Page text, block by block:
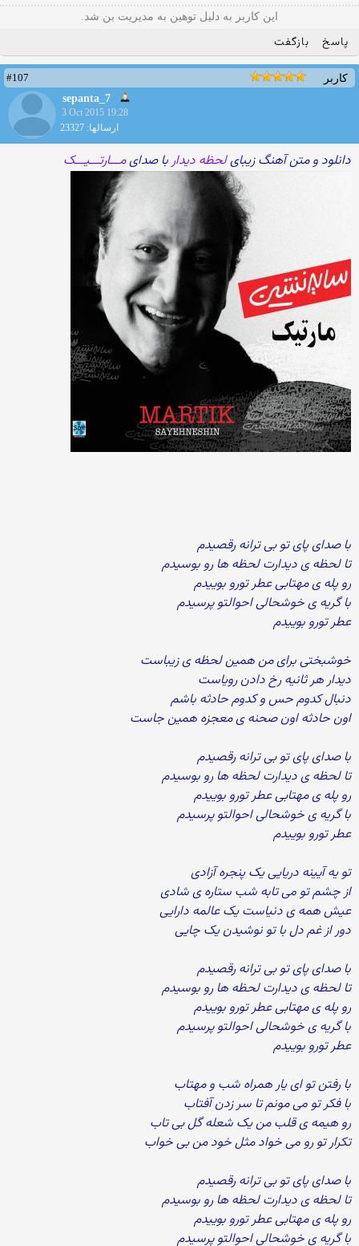
این کاربر به دلیل توهین به مدیریت بن شد.
پاسخ بازگفت
کاربر
#107
sepanta_7
3 Oct 2015 19:28
ارسالها: 23327
دانلود و متن آهنگ زیبایلحظه دیداربا صدایمـــارتـــیـــک
با صدای پای تو بی ترانه رقصیدم
تا لحظه ی دیدارت لحظه ها رو بوسیدم
رو پله ی مهتابی عطر تورو بوییدم
با گریه ی خوشحالی احوالتو پرسیدم
عطر تورو بوییدم
خوشبختی برای من همین لحظه ی زیباست
دیدار هر ثانیه رخ دادن رویاست
دنبال کدوم حس و کدوم حادثه باشم
اون حادثه اون صحنه ی معجزه همین جاست
با صدای پای تو بی ترانه رقصیدم
تا لحظه ی دیدارت لحظه ها رو بوسیدم
رو پله ی مهتابی عطر تورو بوییدم
با گریه ی خوشحالی احوالتو پرسیدم
عطر تورو بوییدم
تو یه آیینه دریایی یک پنجره آزادی
از چشم تو می تابه شب ستاره ی شادی
عیش همه ی دنیاست یک عالمه دارایی
دور از غم دل با تو نوشیدن یک چایی
با صدای پای تو بی ترانه رقصیدم
تا لحظه ی دیدارت لحظه ها رو بوسیدم
رو پله ی مهتابی عطر تورو بوییدم
با گریه ی خوشحالی احوالتو پرسیدم
عطر تورو بوییدم
با رفتن تو ای یار همراه شب و مهتاب
با فکر تو می مونم تا سر زدن آفتاب
رو هیمه ی قلب من یک شعله گل بی تاب
تکرار تو رو می خواد مثل خود من بی خواب
با صدای پای تو بی ترانه رقصیدم
تا لحظه ی دیدارت لحظه ها رو بوسیدم
رو پله ی مهتابی عطر تورو بوییدم
با گریه ی خوشحالی احوالتو پرسیدم